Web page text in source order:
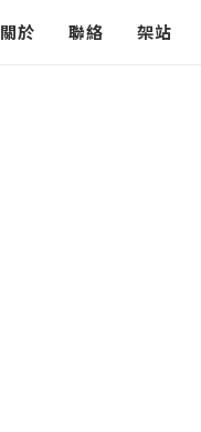
關於 聯絡 架站